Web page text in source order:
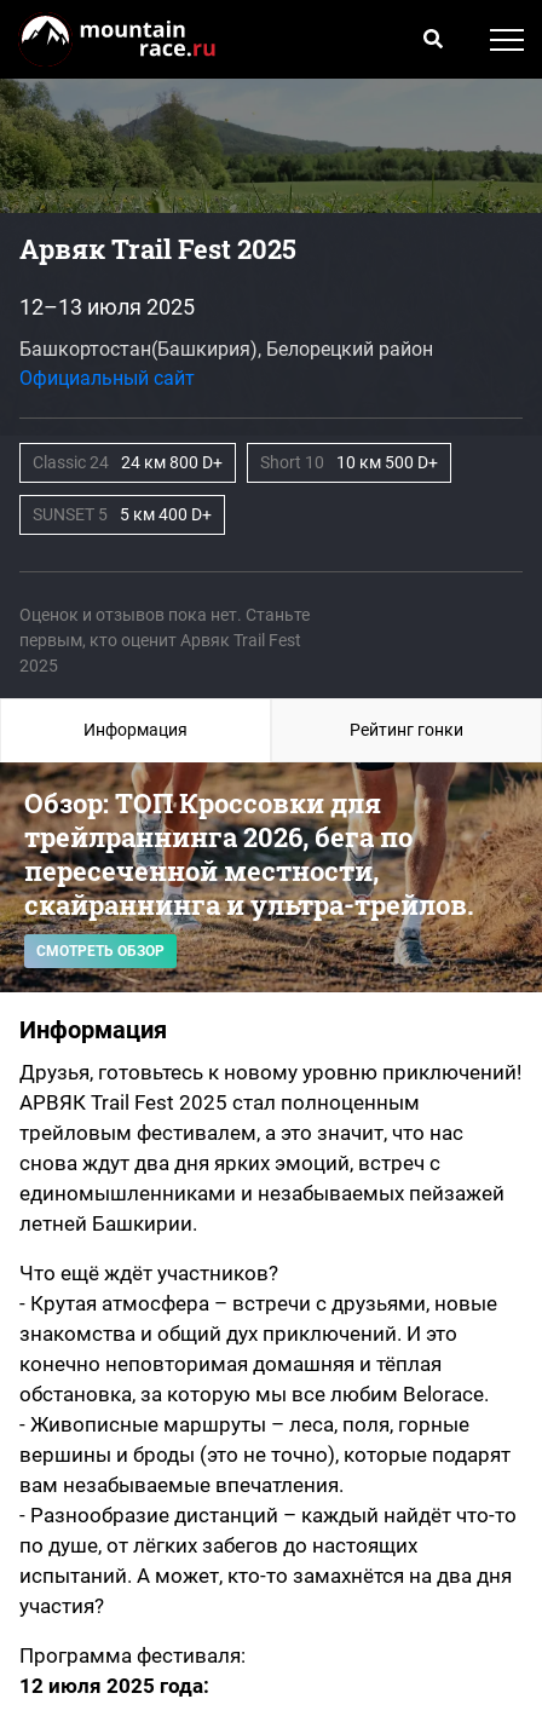
Арвяк Trail Fest 2025
Оценок и отзывов пока нет. Станьте
первым, кто оценит Арвяк Trail Fest
2025
12–13 июля 2025
Башкортостан(Башкирия), Белорецкий район
Официальный сайт
Classic 24 24 км 800 D+ Short 10 10 км 500 D+
SUNSET 5 5 км 400 D+
Обзор: ТОП Кроссовки для
трейлраннинга 2026, бега по
пересеченной местности,
скайраннинга и ультра-трейлов.
СМОТРЕТЬ ОБЗОР
Информация
Друзья, готовьтесь к новому уровню приключений!
АРВЯК Trail Fest 2025 стал полноценным
трейловым фестивалем, а это значит, что нас
снова ждут два дня ярких эмоций, встреч с
единомышленниками и незабываемых пейзажей
летней Башкирии.
Что ещё ждёт участников?
- Крутая атмосфера – встречи с друзьями, новые
знакомства и общий дух приключений. И это
конечно неповторимая домашняя и тёплая
обстановка, за которую мы все любим Belorace.
- Живописные маршруты – леса, поля, горные
вершины и броды (это не точно), которые подарят
вам незабываемые впечатления.
- Разнообразие дистанций – каждый найдёт что-то
по душе, от лёгких забегов до настоящих
испытаний. А может, кто-то замахнётся на два дня
участия?
Программа фестиваля:
12 июля 2025 года:
Информация Рейтинг гонки